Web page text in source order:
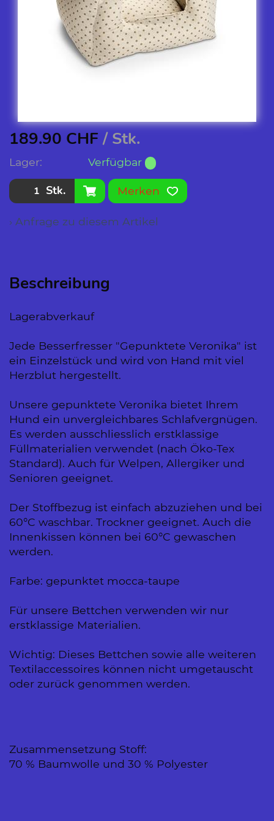
189.90 CHF/ Stk.
Lager: Verfügbar
Stk. Merken
› Anfrage zu diesem Artikel
Beschreibung
Lagerabverkauf
Jede Besserfresser "Gepunktete Veronika" ist
ein Einzelstück und wird von Hand mit viel
Herzblut hergestellt.
Unsere gepunktete Veronika bietet Ihrem
Hund ein unvergleichbares Schlafvergnügen.
Es werden ausschliesslich erstklassige
Füllmaterialien verwendet (nach Öko-Tex
Standard). Auch für Welpen, Allergiker und
Senioren geeignet.
Der Stoffbezug ist einfach abzuziehen und bei
60°C waschbar. Trockner geeignet. Auch die
Innenkissen können bei 60°C gewaschen
werden.
Farbe: gepunktet mocca-taupe
Für unsere Bettchen verwenden wir nur
erstklassige Materialien.
Wichtig: Dieses Bettchen sowie alle weiteren
Textilaccessoires können nicht umgetauscht
oder zurück genommen werden.
Zusammensetzung Stoff:
70 % Baumwolle und 30 % Polyester